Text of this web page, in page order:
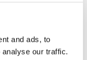
and ads, to
our traffic.
从花卉